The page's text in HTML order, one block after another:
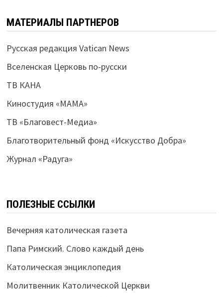
МАТЕРИАЛЫ ПАРТНЕРОВ
Русская редакция Vatican News
Вселенская Церковь по-русски
ТВ КАНА
Киностудия «МАМА»
ТВ «Благовест-Медиа»
Благотворительный фонд «Искусство Добра»
Журнал «Радуга»
ПОЛЕЗНЫЕ ССЫЛКИ
Вечерняя католическая газета
Папа Римский. Слово каждый день
Католическая энциклопедия
Молитвенник Католической Церкви